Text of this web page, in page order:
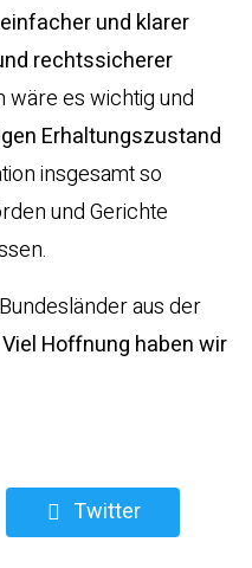
und klarer
rechtssicherer
wäre es wichtig und
Erhaltungszustand
insgesamt so
und Gerichte
aus der
Viel Hoffnung haben wir
Twitter